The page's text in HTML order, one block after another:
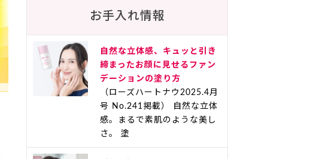
お手入れ情報
自然な立体感、キュッと引き
締まったお顔に見せるファン
デーションの塗り方
（ローズハートナウ2025.4月
号 No.241掲載） 自然な立体
感。まるで素肌のような美し
さ。 塗